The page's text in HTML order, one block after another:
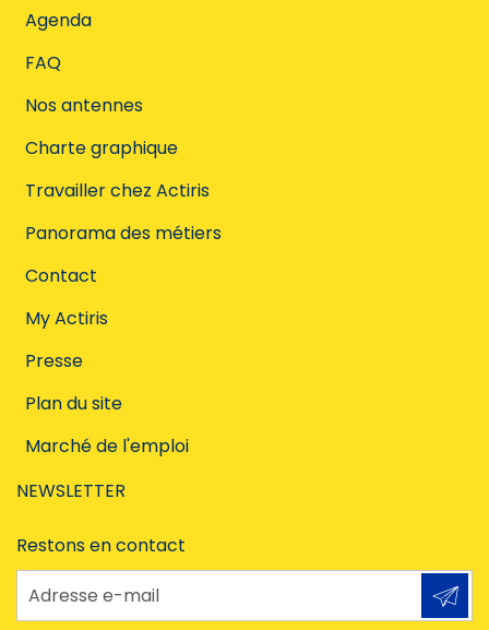
Agenda
FAQ
Nos antennes
Charte graphique
Travailler chez Actiris
Panorama des métiers
Contact
My Actiris
Presse
Plan du site
Marché de l'emploi
NEWSLETTER
Restons en contact
Adresse e-mail